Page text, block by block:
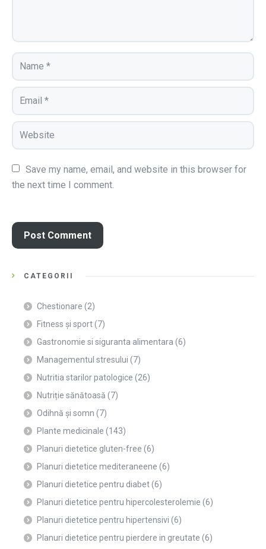
Save my name, email, and website in this browser for
the next time I comment.
CATEGORII
Chestionare (2)
Fitness și sport(7)
Gastronomie si siguranta alimentara (6)
Managementul stresului (7)
Nutritia starilor patologice (26)
Nutriție sănătoasă (7)
Odihnă și somn (7)
Plante medicinale (143)
Planuri dietetice gluten-free (6)
Planuri dietetice mediteraneene (6)
Planuri dietetice pentru diabet(6)
Planuri dietetice pentru hipercolesterolemie (6)
Planuri dietetice pentru hipertensivi (6)
Planuri dietetice pentru pierdere in greutate (6)